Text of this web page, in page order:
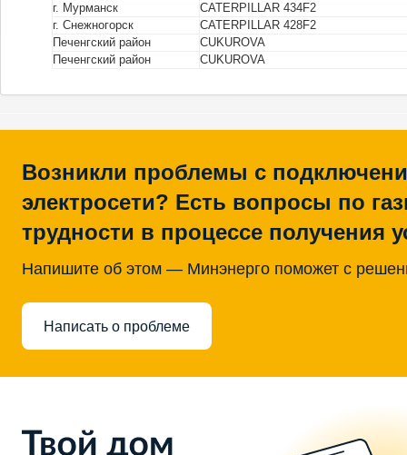
г. Мурманск
CATERPILLAR 434F2
г. Снежногорск
CATERPILLAR 428F2
Печенгский район
CUKUROVA
Печенгский район
CUKUROVA
Возникли проблемы с
электросети? Есть вопросы по
трудности в процессе получения
Напишите об этом — Минэнерго поможет с
Написать о проблеме